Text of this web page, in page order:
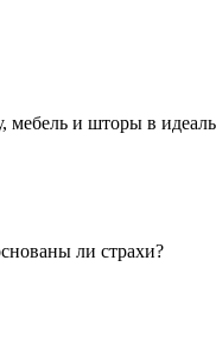
мебель и шторы в
ли страхи?